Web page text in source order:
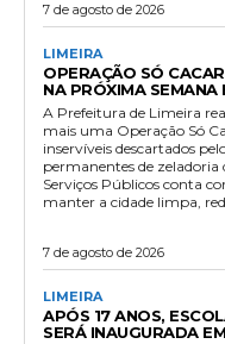
7 de agosto de 2026
LIMEIRA
OPERAÇÃO SÓ
NA PRÓXIMA SEMANA
A Prefeitura de Limeira
mais uma Operação Só
inservíveis descartados
permanentes de
Serviços Públicos conta
manter a cidade limpa,
7 de agosto de 2026
LIMEIRA
APÓS 17 ANOS,
SERÁ INAUGURADA